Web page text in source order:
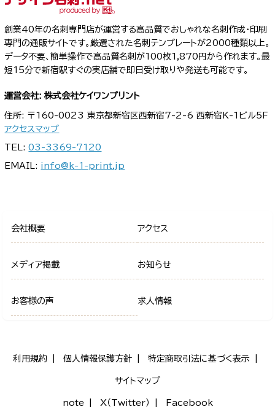
創業40年の名刺専門店が運営する高品質でおしゃれな名刺作成・印刷
専門の通販サイトです。厳選された名刺テンプレートが2000種類以上。
データ不要、簡単操作で高品質名刺が100枚1,870円から作れます。最
短15分で新宿駅すぐの実店舗で即日受け取りや発送も可能です。
運営会社: 株式会社ケイワンプリント
住所: 〒160-0023 東京都新宿区西新宿7-2-6 西新宿K-1ビル5F
アクセスマップ
TEL:03-3369-7120
EMAIL: info@k-1-print.jp
会社概要 アクセス
メディア掲載 お知らせ
お客様の声 求人情報
利用規約 個人情報保護方針 特定商取引法に基づく表示
サイトマップ
note X（Twitter） Facebook